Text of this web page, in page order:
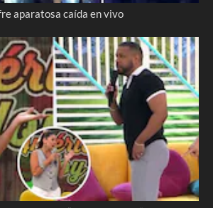
aparatosa caída en vivo